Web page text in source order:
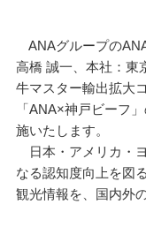
ANAグループの
高橋 誠一、本社：東
牛マスター輸出拡大
「ANA×神戸ビーフ
施いたします。
日本・アメリカ・
なる認知度向上を図
観光情報を、国内外